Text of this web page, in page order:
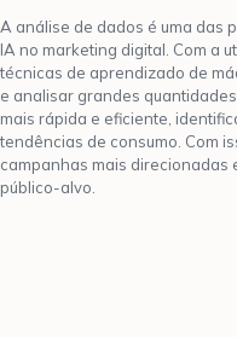
A análise de dados é uma das
IA no marketing digital. Com a
técnicas de aprendizado de
e analisar grandes
mais rápida e eficiente,
tendências de consumo. Com
campanhas mais direcionadas
público-alvo.